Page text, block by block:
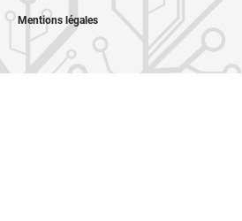
Mentions légales